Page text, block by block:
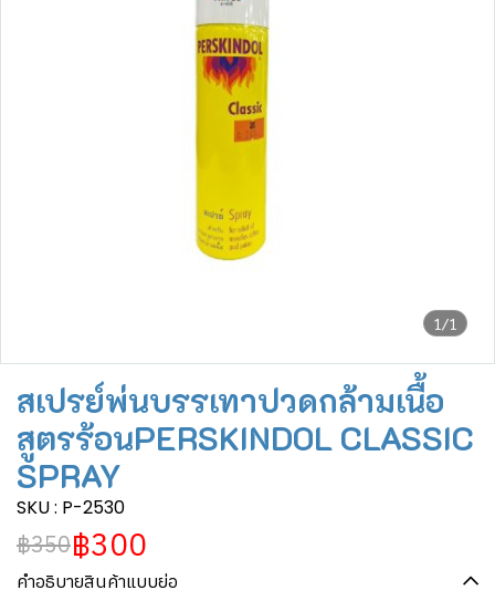
1/1
สเปรย์พ่นบรรเทาปวดกล้ามเนื้อ
สูตรร้อนPERSKINDOL CLASSIC
SPRAY
SKU : P-2530
฿350฿300
คำอธิบายสินค้าแบบย่อ